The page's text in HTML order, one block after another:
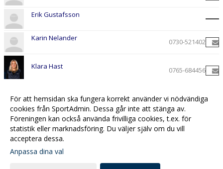
Erik Gustafsson
Karin Nelander 0730-521402
Klara Hast 0765-684456
Sophia Nelander-Mundt 0725-499678
För att hemsidan ska fungera korrekt använder vi nödvändiga
cookies från SportAdmin. Dessa går inte att stänga av.
Föreningen kan också använda frivilliga cookies, t.ex. för
statistik eller marknadsföring. Du väljer själv om du vill
acceptera dessa.
Anpassa dina val